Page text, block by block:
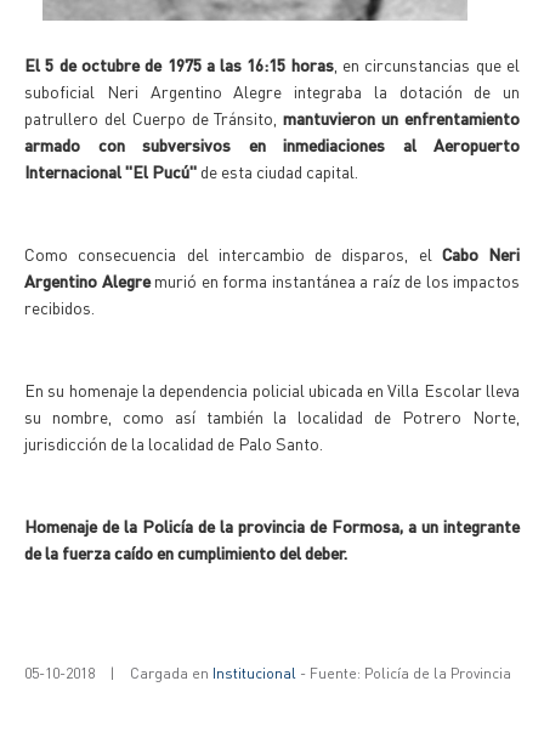
El 5 de octubre de 1975 a las 16:15 horas, en circunstancias que el
suboficial Neri Argentino Alegre integraba la dotación de un
patrullero del Cuerpo de Tránsito,mantuvieron un enfrentamiento
armado con subversivos en inmediaciones al Aeropuerto
Internacional "El Pucú" de esta ciudad capital.
Como consecuencia del intercambio de disparos, el Cabo Neri
Argentino Alegremurió en forma instantánea a raíz de los impactos
recibidos.
En su homenaje la dependencia policial ubicada en Villa Escolar lleva
su nombre, como así también la localidad de Potrero Norte,
jurisdicción de la localidad de Palo Santo.
Homenaje de la Policía de la provincia de Formosa, a un integrante
de la fuerza caído en cumplimiento del deber.
05-10-2018 | Cargada en Institucional - Fuente: Policía de la Provincia